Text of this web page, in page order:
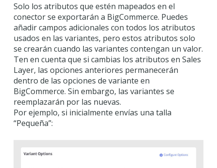
Solo los atributos que estén mapeados en el
conector se exportarán a BigCommerce. Puedes
añadir campos adicionales con todos los atributos
usados en las variantes, pero estos atributos solo
se crearán cuando las variantes contengan un valor.
Ten en cuenta que si cambias los atributos en Sales
Layer, las opciones anteriores permanecerán
dentro de las opciones de variante en
BigCommerce. Sin embargo, las variantes se
reemplazarán por las nuevas.
Por ejemplo, si inicialmente envías una talla
“Pequeña”: